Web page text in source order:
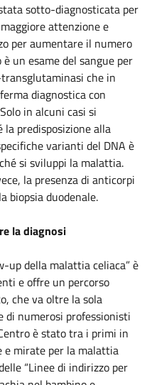
sotto-diagnosticata per
attenzione e
per aumentare il numero
un esame del sangue per
che in
diagnostica con
in alcuni casi si
la predisposizione alla
varianti del DNA è
si sviluppi la malattia.
la presenza di anticorpi
biopsia duodenale.
la diagnosi
up della malattia celiaca” è
e offre un percorso
che va oltre la sola
di numerosi professionisti
è stato tra i primi in
e mirate per la malattia
“Linee di indirizzo per